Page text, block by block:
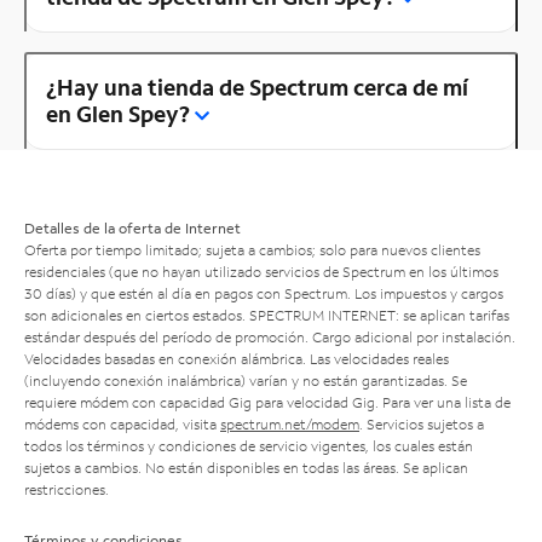
¿Hay una tienda de Spectrum cerca de mí
en Glen Spey?
Detalles de la oferta de Internet
Oferta por tiempo limitado; sujeta a cambios; solo para nuevos clientes
residenciales (que no hayan utilizado servicios de Spectrum en los últimos
30 días) y que estén al día en pagos con Spectrum. Los impuestos y cargos
son adicionales en ciertos estados. SPECTRUM INTERNET: se aplican tarifas
estándar después del período de promoción. Cargo adicional por instalación.
Velocidades basadas en conexión alámbrica. Las velocidades reales
(incluyendo conexión inalámbrica) varían y no están garantizadas. Se
requiere módem con capacidad Gig para velocidad Gig. Para ver una lista de
módems con capacidad, visita spectrum.net/modem . Servicios sujetos a
todos los términos y condiciones de servicio vigentes, los cuales están
sujetos a cambios. No están disponibles en todas las áreas. Se aplican
restricciones.